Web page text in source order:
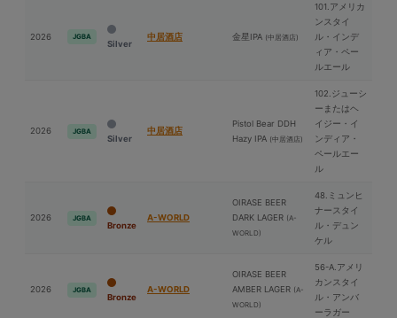
2026 JGBA
Silver
中居酒店 ⾦星IPA (中居酒店)
101.アメリカ
ンスタイ
ル・インデ
ィア・ペー
ルエール
2026 JGBA
Silver
中居酒店
Pistol Bear DDH
Hazy IPA (中居酒店)
102.ジューシ
ーまたはヘ
イジー・イ
ンディア・
ペールエー
ル
2026 JGBA
Bronze
A-WORLD
OIRASE BEER
DARK LAGER (A-
WORLD)
48.ミュンヒ
ナースタイ
ル・デュン
ケル
2026 JGBA
Bronze
A-WORLD
OIRASE BEER
AMBER LAGER (A-
WORLD)
56-A.アメリ
カンスタイ
ル・アンバ
ーラガー